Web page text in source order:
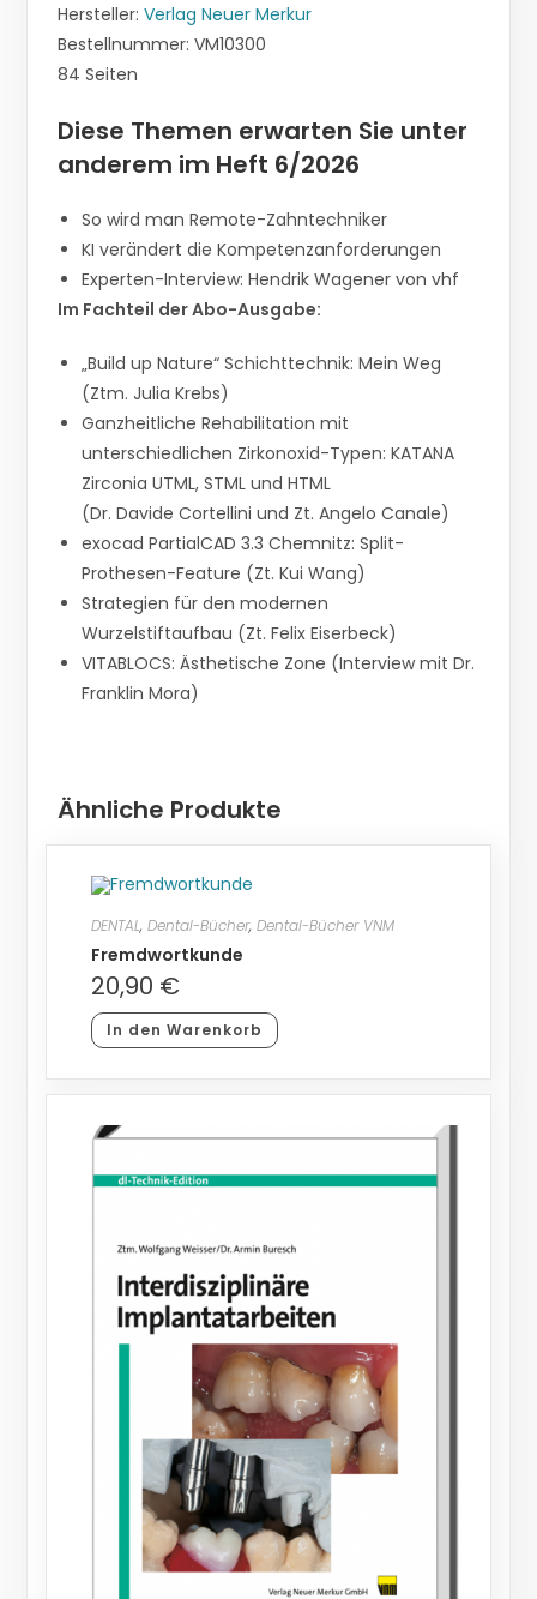
Hersteller:Verlag Neuer Merkur
Bestellnummer: VM10300
84 Seiten
Diese Themen erwarten Sie unter
anderem im Heft 6/2026
So wird man Remote-Zahntechniker
KI verändert die Kompetenzanforderungen
Experten-Interview: Hendrik Wagener von vhf
Im Fachteil der Abo-Ausgabe:
„Build up Nature“ Schichttechnik: Mein Weg
(Ztm. Julia Krebs)
Ganzheitliche Rehabilitation mit
unterschiedlichen Zirkonoxid-Typen: KATANA
Zirconia UTML, STML und HTML
(Dr. Davide Cortellini und Zt. Angelo Canale)
exocad PartialCAD 3.3 Chemnitz: Split-
Prothesen-Feature (Zt. Kui Wang)
Strategien für den modernen
Wurzelstiftaufbau (Zt. Felix Eiserbeck)
VITABLOCS: Ästhetische Zone (Interview mit Dr.
Franklin Mora)
Ähnliche Produkte
DENTAL, Dental-Bücher, Dental-Bücher VNM
Fremdwortkunde
20,90 €
In den Warenkorb